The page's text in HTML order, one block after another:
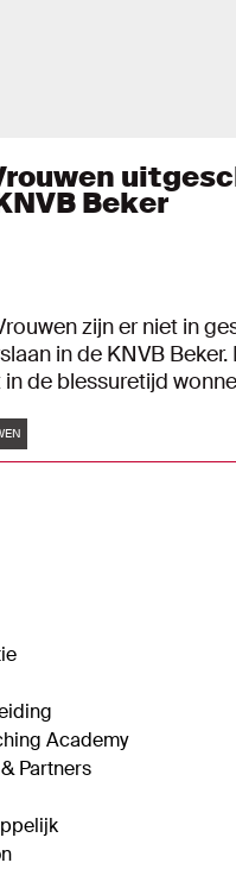
Beker
zijn er niet in
in de KNVB
de blessuretijd
voor de ploeg van
finale.
Academy
Partners